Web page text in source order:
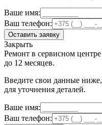
Ваше имя:
Ваш телефон:
Оставить заявку
Закрыть
Ремонт в сервисном центре
до 12 месяцев.
Введите свои данные
для уточнения деталей.
Ваше имя:
Ваш телефон: